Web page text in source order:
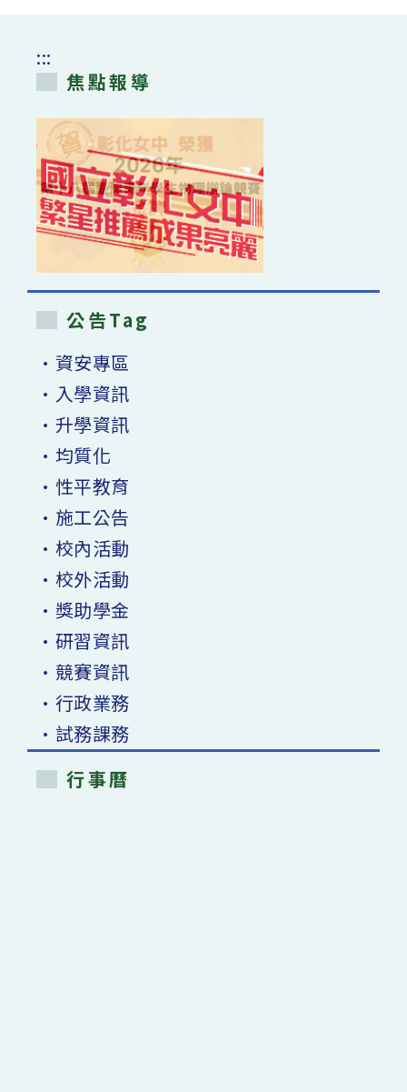
:::
焦點報導
公告Tag
•資安專區
•入學資訊
•升學資訊
•均質化
•性平教育
•施工公告
•校內活動
•校外活動
•獎助學金
•研習資訊
•競賽資訊
•行政業務
•試務課務
行事曆